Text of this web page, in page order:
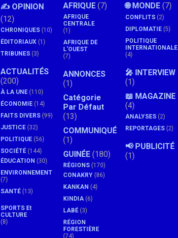
✍️ OPINION
(12)
CHRONIQUES (10)
ÉDITORIAUX (1)
TRIBUNES (3)
ACTUALITÉS
(200)
À LA UNE (110)
ÉCONOMIE (14)
FAITS DIVERS (99)
JUSTICE (32)
POLITIQUE (56)
SOCIÉTÉ (144)
ÉDUCATION (30)
ENVIRONNEMENT
(7)
SANTÉ (13)
SPORTS Et
CULTURE
(8)
AFRIQUE(7)
AFRIQUE
CENTRALE
(1)
AFRIQUE DE
L'OUEST
(7)
ANNONCES
(1)
Catégorie
Par Défaut
(13)
COMMUNIQUÉ
(1)
GUINÉE(180)
RÉGIONS(170)
CONAKRY(86)
KANKAN (4)
KINDIA(6)
LABÉ(3)
RÉGION
FORESTIÈRE
(74)
🌐 MONDE (7)
CONFLITS (2)
DIPLOMATIE (5)
POLITIQUE
INTERNATIONALE
(4)
🎤 INTERVIEW
(1)
📖 MAGAZINE
(4)
ANALYSES (2)
REPORTAGES (2)
📢 PUBLICITÉ
(1)